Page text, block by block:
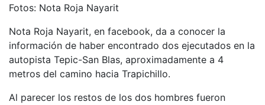
Fotos: Nota Roja Nayarit
Nota Roja Nayarit, en facebook, da a conocer la
información de haber encontrado dos ejecutados en la
autopista Tepic-San Blas, aproximadamente a 4
metros del camino hacia Trapichillo.
Al parecer los restos de los dos hombres fueron